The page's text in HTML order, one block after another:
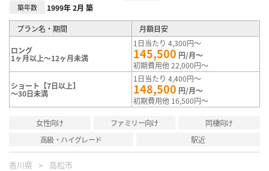
築年数 1999年 2月 築
プラン名・期間 月額目安
ロング
1ヶ月以上～12ヶ月未満
1日当たり 4,300円～
145,500 円/月～
初期費用他 22,000円～
ショート【7日以上】
～30日未満
1日当たり 4,400円～
148,500 円/月～
初期費用他 16,500円～
女性向け ファミリー向け
同棲向け
高級・ハイグレード
駅近
香川県 高松市